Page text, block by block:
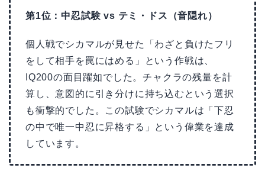
第1位：中忍試験 vs テミ・ドス（音隠れ）
個人戦でシカマルが見せた「わざと負けたフリ
をして相手を罠にはめる」という作戦は、
IQ200の面目躍如でした。チャクラの残量を計
算し、意図的に引き分けに持ち込むという選択
も衝撃的でした。この試験でシカマルは「下忍
の中で唯一中忍に昇格する」という偉業を達成
しています。